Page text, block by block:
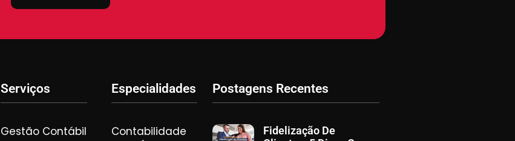
Serviços
Gestão Contábil
Especialidades
Contabilidade
Postagens Recentes
Fidelização De